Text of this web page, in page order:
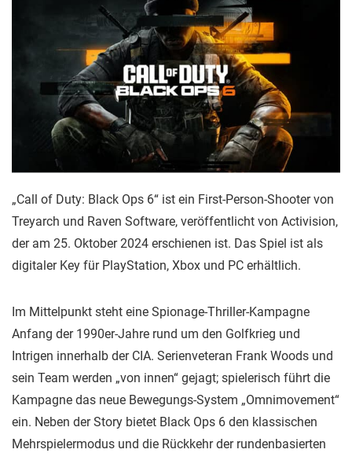
„Call of Duty: Black Ops 6“ ist ein First-Person-Shooter von
Treyarch und Raven Software, veröffentlicht von Activision,
der am 25. Oktober 2024 erschienen ist. Das Spiel ist als
digitaler Key für PlayStation, Xbox und PC erhältlich.
Im Mittelpunkt steht eine Spionage-Thriller-Kampagne
Anfang der 1990er-Jahre rund um den Golfkrieg und
Intrigen innerhalb der CIA. Serienveteran Frank Woods und
sein Team werden „von innen“ gejagt; spielerisch führt die
Kampagne das neue Bewegungs-System „Omnimovement“
ein. Neben der Story bietet Black Ops 6 den klassischen
Mehrspielermodus und die Rückkehr der rundenbasierten